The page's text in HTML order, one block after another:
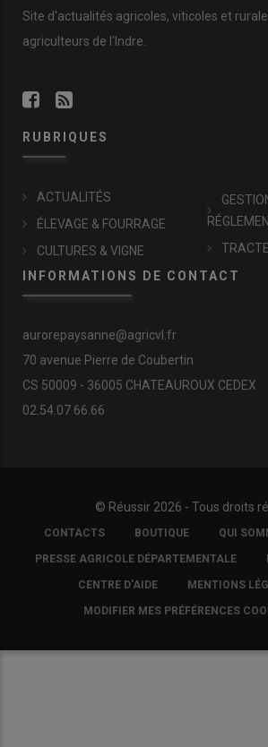
Site d'actualités agricoles, viticoles et
agriculteurs de l'Indre.
RUBRIQUES
ACTUALITÉS
ÉLEVAGE & FOURRAGE
CULTURES & VIGNE
INFORMATIONS DE CONTACT
aurorepaysanne@agricvl.fr
70 avenue Pierre de Coubertin
CS 50009 - 36005 CHATEAUROUX CEDEX
02.54.07.66.66
© Réussir 2026 - Tous droits
FOOTER
COPYRIGHT
CONTACTS BOUTIQUE QUI
PRESSE AGRICOLE DÉPARTEMENTALE
CENTRE D'AIDE MENTIONS
MODIFIER MES PRÉFÉRENCES